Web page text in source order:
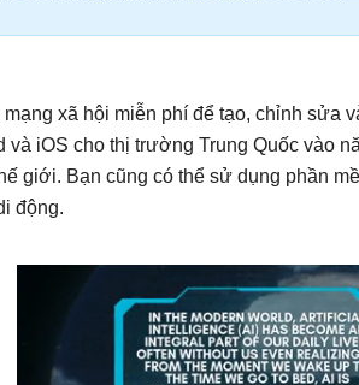
xã hội miễn phí để tạo, chỉnh sửa
và iOS cho thị trường Trung Quốc vào
giới. Bạn cũng có thể sử dụng phần
động.